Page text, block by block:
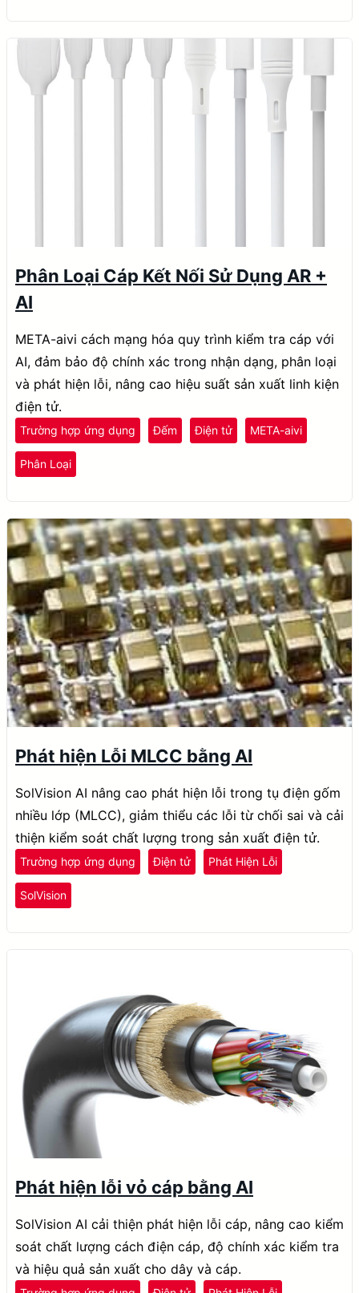
Phân Loại Cáp Kết Nối Sử Dụng AR +
AI
META-aivi cách mạng hóa quy trình kiểm tra cáp với
AI, đảm bảo độ chính xác trong nhận dạng, phân loại
và phát hiện lỗi, nâng cao hiệu suất sản xuất linh kiện
điện tử.
Trường hợp ứng dụng Đếm Điện tử META-aivi
Phân Loại
Phát hiện Lỗi MLCC bằng AI
SolVision AI nâng cao phát hiện lỗi trong tụ điện gốm
nhiều lớp (MLCC), giảm thiểu các lỗi từ chối sai và cải
thiện kiểm soát chất lượng trong sản xuất điện tử.
Trường hợp ứng dụng Điện tử Phát Hiện Lỗi
SolVision
Phát hiện lỗi vỏ cáp bằng AI
SolVision AI cải thiện phát hiện lỗi cáp, nâng cao kiểm
soát chất lượng cách điện cáp, độ chính xác kiểm tra
và hiệu quả sản xuất cho dây và cáp.